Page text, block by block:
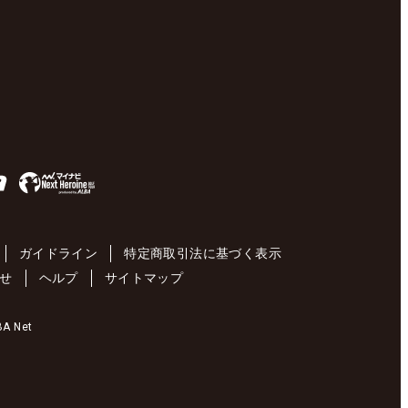
ガイドライン
特定商取引法に基づく表示
ヘルプ サイトマップ
Net